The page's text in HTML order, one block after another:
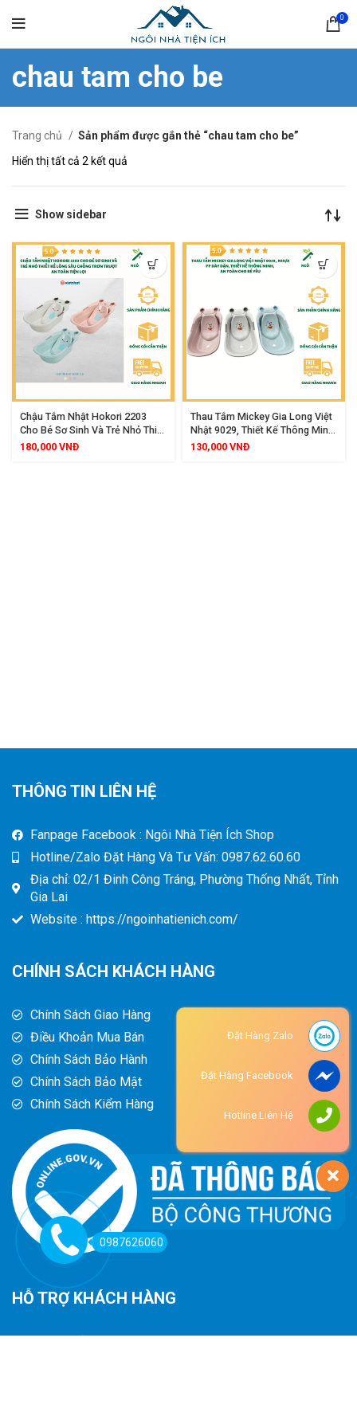
0
chau tam cho be
Trang chủ
Sản phẩm được gắn thẻ “chau tam cho be”
Hiển thị tất cả 2 kết quả
Show sidebar
Chậu Tắm Nhật Hokori 2203
Cho Bé Sơ Sinh Và Trẻ Nhỏ Thiết
Kế Lòng Sâu Chống Trơn Trượt
180,000 VNĐ
Thau Tắm Mickey Gia Long Việt
Nhật 9029, Thiết Kế Thông Minh,
An Toàn Cho Bé Yêu
130,000 VNĐ
THÔNG TIN LIÊN HỆ
Fanpage Facebook : Ngôi Nhà Tiện Ích Shop
Hotline/Zalo Đặt Hàng Và Tư Vấn: 0987.62.60.60
Địa chỉ: 02/1 Đinh Công Tráng, Phường Thống Nhất, Tỉnh
Gia Lai
Website : https://ngoinhatienich.com/
CHÍNH SÁCH KHÁCH HÀNG
Chính Sách Giao Hàng
Điều Khoản Mua Bán
Chính Sách Bảo Hành
Chính Sách Bảo Mật
Chính Sách Kiểm Hàng
HỖ TRỢ KHÁCH HÀNG
0987626060
Đặt Hàng Zalo
Đặt Hàng Facebook
Hotline Liên Hệ